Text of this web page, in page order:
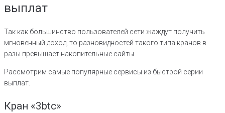
выплат
Так как большинство пользователей сети жаждут получить
мгновенный доход, то разновидностей такого типа кранов в
разы превышает накопительные сайты.
Рассмотрим самые популярные сервисы из быстрой серии
выплат.
Кран «3btc»